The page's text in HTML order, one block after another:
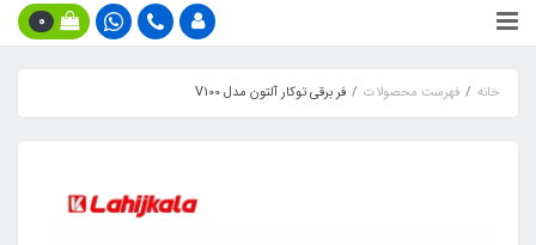
0
خانه فهرست محصولات فر برقی توکار آلتون مدل V100